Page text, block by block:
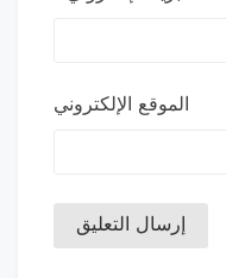
الموقع الإلكتروني